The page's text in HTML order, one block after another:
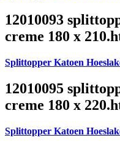
12010093
creme 180 x
Splittopper Katoen
12010095
creme 180 x
Splittopper Katoen